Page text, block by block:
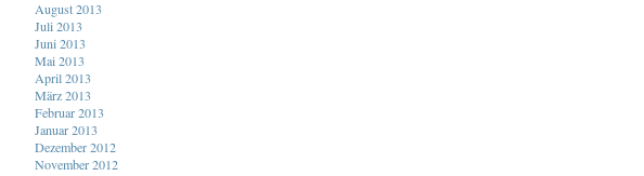
August 2013
Juli 2013
Juni 2013
Mai 2013
April 2013
März 2013
Februar 2013
Januar 2013
Dezember 2012
November 2012